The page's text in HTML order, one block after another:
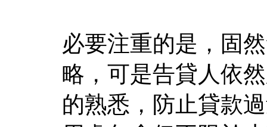
必要注重的是，固
略，可是告貸人依
的熟悉，防止貸款